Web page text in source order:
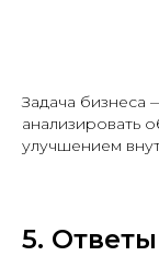
Задача бизнеса
анализировать
улучшением
5.